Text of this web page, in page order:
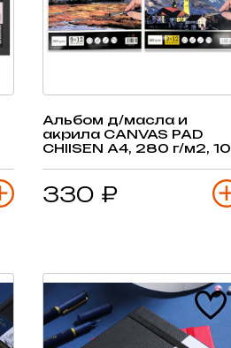
Альбом д/масла и
акрила CANVAS PAD
CHIISEN А4, 280 г/м2, 10
330 ₽